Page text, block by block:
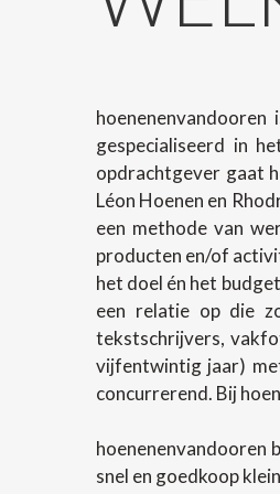
gespecialiseerd in
opdrachtgever gaat
Léon Hoenen en
een methode van
producten en/of
het doel én het
een relatie op die
tekstschrijvers,
vijfentwintig jaar)
concurrerend. Bij
hoenenenvandooren
snel en goedkoop